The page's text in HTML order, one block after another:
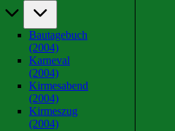
Bautagebuch
(2004)
Karneval
(2004)
Kirmesabend
(2004)
Kirmeszug
(2004)